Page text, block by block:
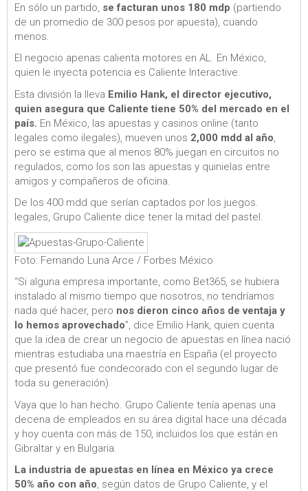
En sólo un partido, se facturan unos 180 mdp (partiendo
de un promedio de 300 pesos por apuesta), cuando
menos.
El negocio apenas calienta motores en AL. En México,
quien le inyecta potencia es Caliente Interactive.
Esta división la lleva Emilio Hank, el director ejecutivo,
quien asegura que Caliente tiene 50% del mercado en el
país. En México, las apuestas y casinos online (tanto
legales como ilegales), mueven unos 2,000 mdd al año
pero se estima que al menos 80% juegan en circuitos no
regulados, como los son las apuestas y quinielas entre
amigos y compañeros de oficina.
De los 400 mdd que serían captados por los juegos.
legales, Grupo Caliente dice tener la mitad del pastel.
Foto: Fernando Luna Arce / Forbes México
“Si alguna empresa importante, como Bet365, se hubiera
instalado al mismo tiempo que nosotros, no tendríamos
nada qué hacer, pero nos dieron cinco años de ventaja y
lo hemos aprovechado”, dice Emilio Hank, quien cuenta
que la idea de crear un negocio de apuestas en línea nació
mientras estudiaba una maestría en España (el proyecto
que presentó fue condecorado con el segundo lugar de
toda su generación).
Vaya que lo han hecho. Grupo Caliente tenía apenas una
decena de empleados en su área digital hace una década
y hoy cuenta con más de 150, incluidos los que están en
Gibraltar y en Bulgaria.
La industria de apuestas en línea en México ya crece
50% año con año, según datos de Grupo Caliente, y el